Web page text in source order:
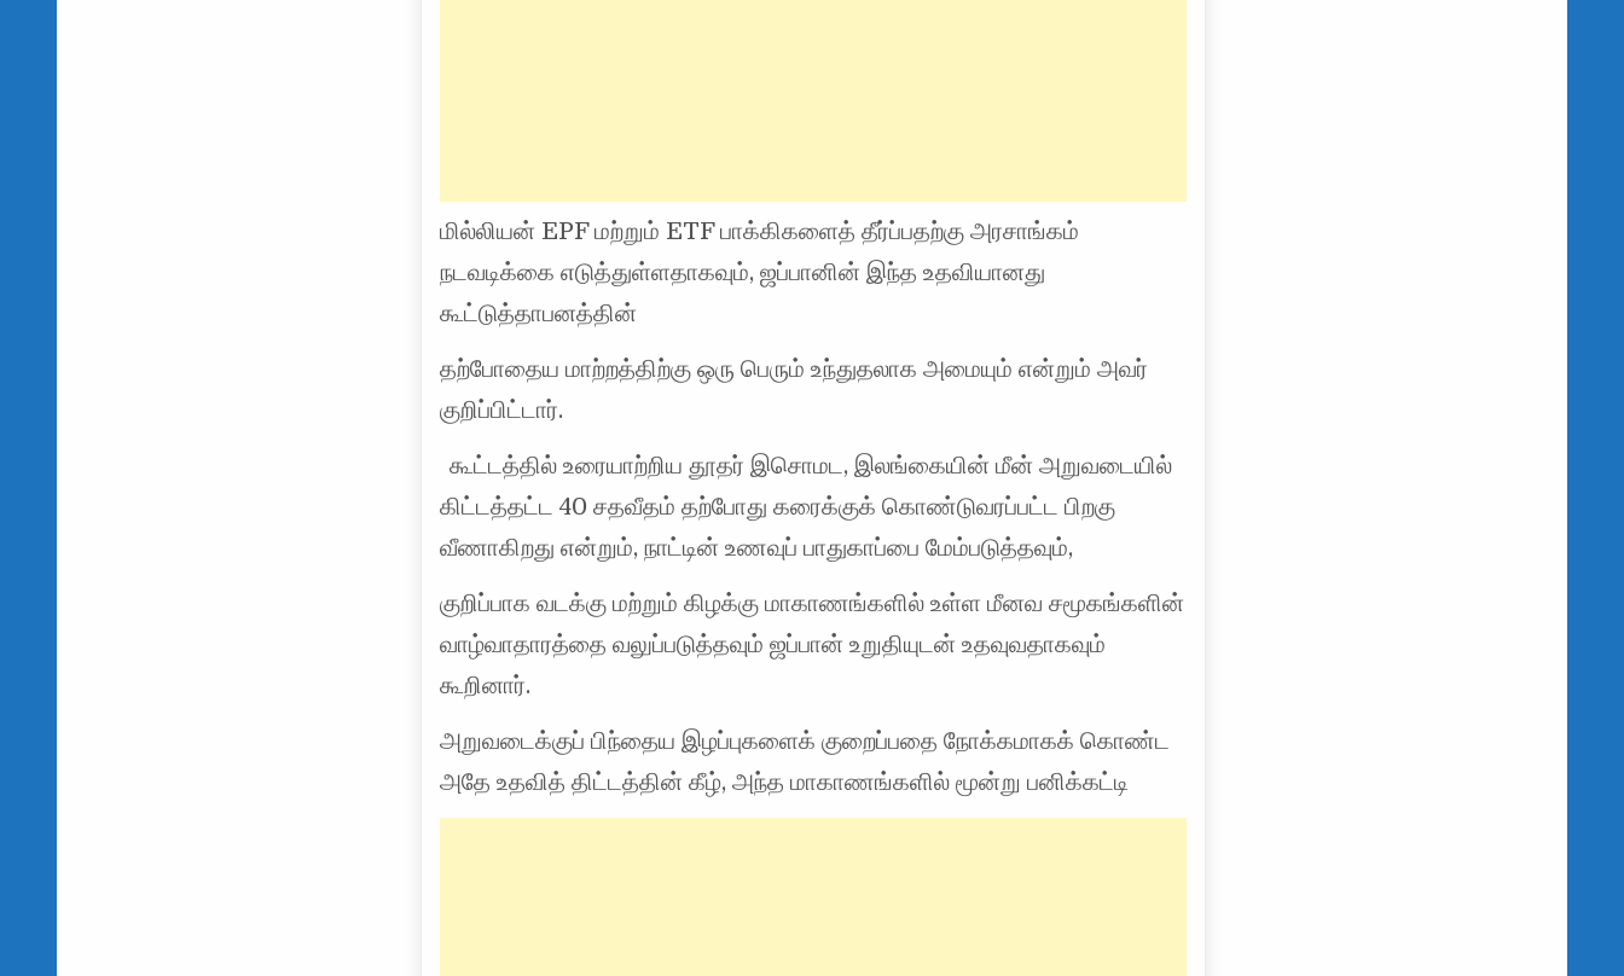
மில்லியன் EPF மற்றும் ETF பாக்கிகளைத் தீர்ப்பதற்கு அரசாங்கம்
நடவடிக்கை எடுத்துள்ளதாகவும், ஜப்பானின் இந்த உதவியானது
கூட்டுத்தாபனத்தின்
தற்போதைய மாற்றத்திற்கு ஒரு பெரும் உந்துதலாக அமையும் என்றும் அவர்
குறிப்பிட்டார்.
கூட்டத்தில் உரையாற்றிய தூதர் இசொமட, இலங்கையின் மீன் அறுவடையில்
கிட்டத்தட்ட 40 சதவீதம் தற்போது கரைக்குக் கொண்டுவரப்பட்ட பிறகு
வீணாகிறது என்றும், நாட்டின் உணவுப் பாதுகாப்பை மேம்படுத்தவும்,
குறிப்பாக வடக்கு மற்றும் கிழக்கு மாகாணங்களில் உள்ள மீனவ சமூகங்களின்
வாழ்வாதாரத்தை வலுப்படுத்தவும் ஜப்பான் உறுதியுடன் உதவுவதாகவும்
கூறினார்.
அறுவடைக்குப் பிந்தைய இழப்புகளைக் குறைப்பதை நோக்கமாகக் கொண்ட
அதே உதவித் திட்டத்தின் கீழ், அந்த மாகாணங்களில் மூன்று பனிக்கட்டி